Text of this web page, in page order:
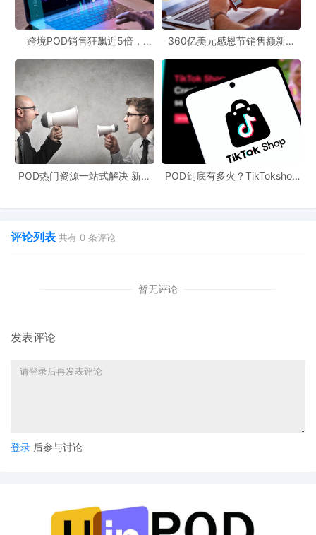
跨境POD销售狂飙近5倍，
360亿美元感恩节销售额新纪
新风潮！
POD热门资源一站式解决 新手
POD到底有多火？TikTokshop
评论列表 共有 0 条评论
暂无评论
发表评论
登录 后参与讨论